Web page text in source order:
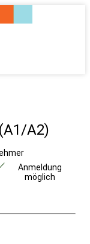
A2)
Anmeldung
möglich